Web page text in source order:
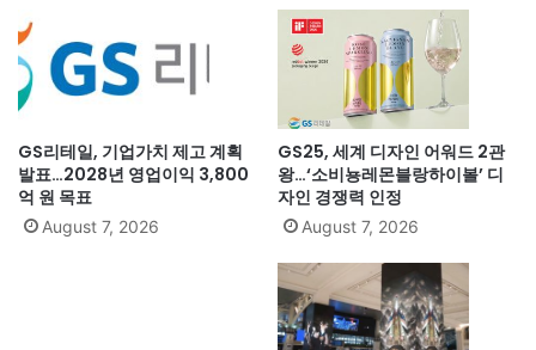
GS리테일, 기업가치 제고 계획
발표…2028년 영업이익 3,800
억 원 목표
August 7, 2026
GS25, 세계 디자인 어워드 2관
왕…‘소비뇽레몬블랑하이볼’ 디
자인 경쟁력 인정
August 7, 2026